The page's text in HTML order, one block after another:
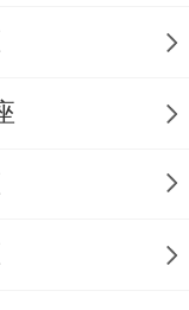
真合」！
住射手的桃花
购时认识的拼
养着同款布偶